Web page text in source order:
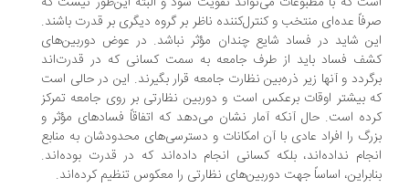
عده‌ای منتخب و کنترل‌کننده ناظر بر گروه دیگری بر قدرت باشند.
شاید در فساد شایع چندان مؤثر نباشد. در عوض دوربین‌های
فساد باید از طرف جامعه به سمت کسانی که در قدرت‌اند
و آنها زیر ذره‌بین نظارت جامعه قرار بگیرند. این در حالی است
بیشتر اوقات برعکس است و دوربین نظارتی بر روی جامعه تمرکز
است. حال آنکه آمار نشان می‌دهد که اتفاقاً فسادهای مؤثر و
را افراد عادی با آن امکانات و دسترسی‌های محدودشان به منابع
نداده‌اند، بلکه کسانی انجام داده‌اند که در قدرت بوده‌اند.
اساساً جهت دوربین‌های نظارتی را معکوس تنظیم کرده‌اند.